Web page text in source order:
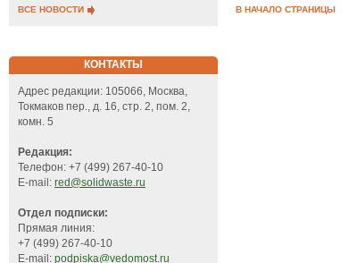
ВСЕ НОВОСТИ
КОНТАКТЫ
Адрес редакции: 105066, Москва,
Токмаков пер., д. 16, стр. 2, пом. 2,
комн. 5
Редакция:
Телефон: +7 (499) 267-40-10
E-mail: red@solidwaste.ru
Отдел подписки:
Прямая линия:
+7 (499) 267-40-10
E-mail: podpiska@vedomost.ru
В НАЧАЛО СТРАНИЦЫ